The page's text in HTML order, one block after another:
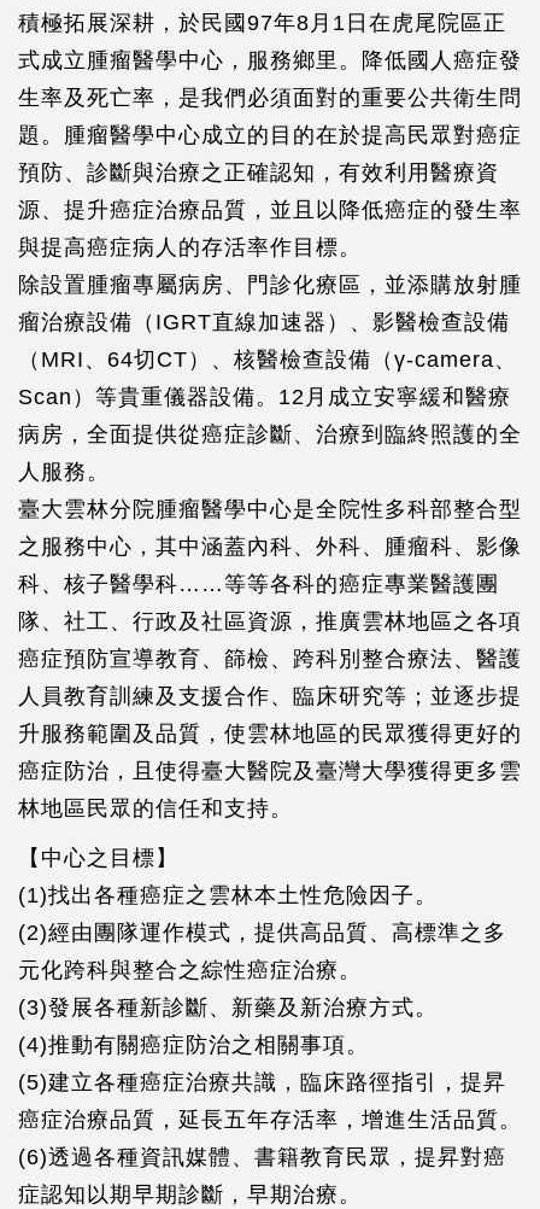
積極拓展深耕，於民國97年8月1日在虎尾院區正
式成立腫瘤醫學中心，服務鄉里。降低國人癌症發
生率及死亡率，是我們必須面對的重要公共衛生問
題。腫瘤醫學中心成立的目的在於提高民眾對癌症
預防、診斷與治療之正確認知，有效利用醫療資
源、提升癌症治療品質，並且以降低癌症的發生率
與提高癌症病人的存活率作目標。
除設置腫瘤專屬病房、門診化療區，並添購放射腫
瘤治療設備（IGRT直線加速器）、影醫檢查設備
（MRI、64切CT）、核醫檢查設備（γ-camera、
Scan）等貴重儀器設備。12月成立安寧緩和醫療
病房，全面提供從癌症診斷、治療到臨終照護的全
人服務。
臺大雲林分院腫瘤醫學中心是全院性多科部整合型
之服務中心，其中涵蓋內科、外科、腫瘤科、影像
科、核子醫學科……等等各科的癌症專業醫護團
隊、社工、行政及社區資源，推廣雲林地區之各項
癌症預防宣導教育、篩檢、跨科別整合療法、醫護
人員教育訓練及支援合作、臨床研究等；並逐步提
升服務範圍及品質，使雲林地區的民眾獲得更好的
癌症防治，且使得臺大醫院及臺灣大學獲得更多雲
林地區民眾的信任和支持。
【中心之目標】
(1)找出各種癌症之雲林本土性危險因子。
(2)經由團隊運作模式，提供高品質、高標準之多
元化跨科與整合之綜性癌症治療。
(3)發展各種新診斷、新藥及新治療方式。
(4)推動有關癌症防治之相關事項。
(5)建立各種癌症治療共識，臨床路徑指引，提昇
癌症治療品質，延長五年存活率，增進生活品質。
(6)透過各種資訊媒體、書籍教育民眾，提昇對癌
症認知以期早期診斷，早期治療。